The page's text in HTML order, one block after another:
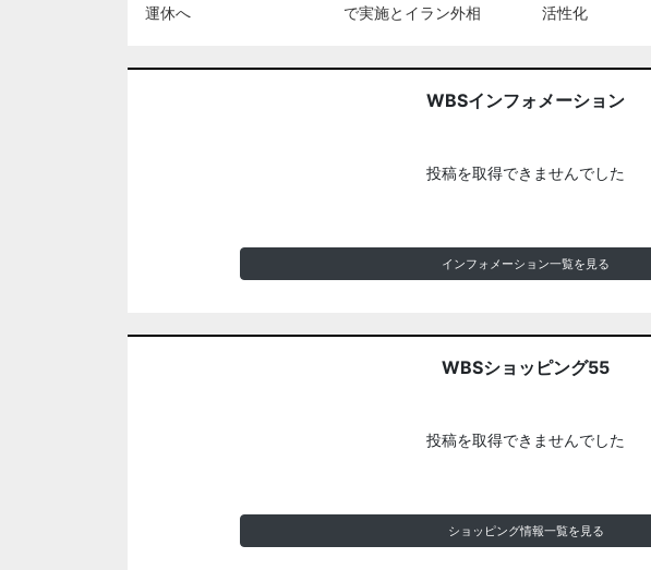
運休へ
で実施とイラン外相
活性化
WBSインフォメーション
投稿を取得できませんでした
インフォメーション一覧を見る
WBSショッピング55
投稿を取得できませんでした
ショッピング情報一覧を見る